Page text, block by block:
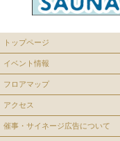
トップページ
イベント情報
フロアマップ
アクセス
催事・サイネージ広告について